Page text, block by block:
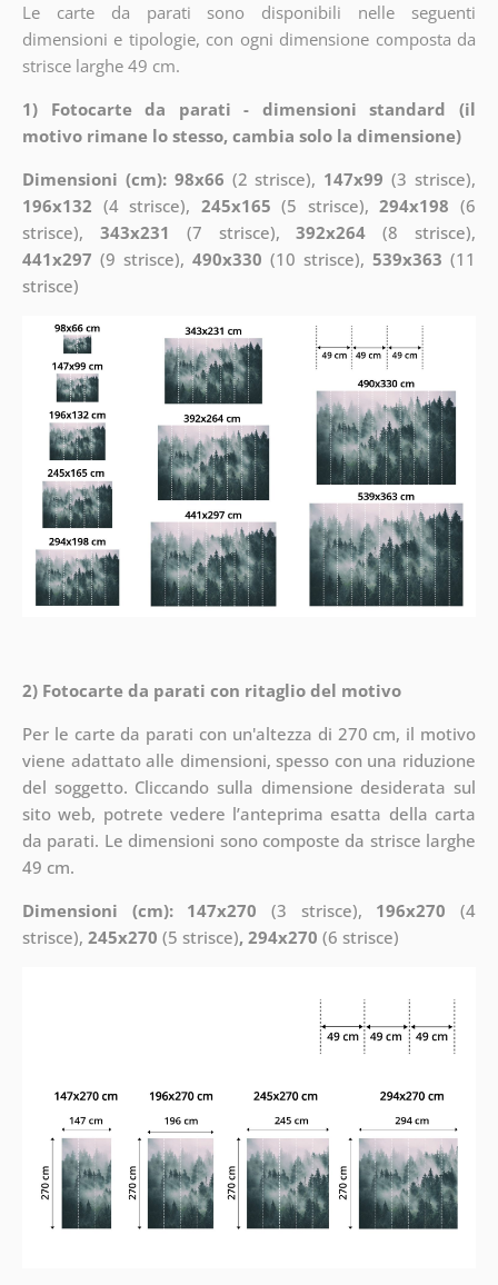
Le carte da parati sono disponibili nelle seguenti
dimensioni e tipologie, con ogni dimensione composta da
strisce larghe 49 cm.
1) Fotocarte da parati - dimensioni standard (il
motivo rimane lo stesso, cambia solo la dimensione)
Dimensioni (cm): 98x66 (2 strisce), 147x99 (3 strisce),
196x132 (4 strisce), 245x165 (5 strisce),294x198 (6
strisce), 343x231 (7 strisce),392x264 (8 strisce),
441x297 (9 strisce), 490x330 (10 strisce),539x363 (11
strisce)
2) Fotocarte da parati con ritaglio del motivo
Per le carte da parati con un'altezza di 270 cm, il motivo
viene adattato alle dimensioni, spesso con una riduzione
del soggetto. Cliccando sulla dimensione desiderata sul
sito web, potrete vedere l’anteprima esatta della carta
da parati. Le dimensioni sono composte da strisce larghe
49 cm.
Dimensioni (cm): 147x270 (3 strisce), 196x270 (4
strisce), 245x270 (5 strisce), 294x270 (6 strisce)